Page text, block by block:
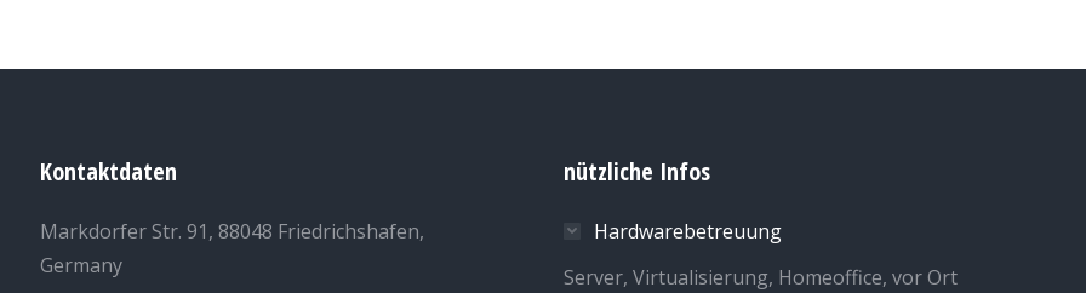
Kontaktdaten
Markdorfer Str. 91, 88048 Friedrichshafen,
Germany
nützliche Infos
Hardwarebetreuung
Server, Virtualisierung, Homeoffice, vor Ort